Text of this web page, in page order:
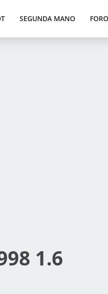
SEGUNDA MANO FORO
1.6